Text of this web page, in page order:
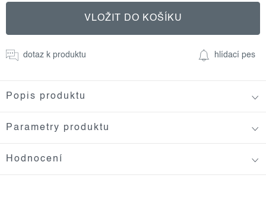
cena:
VLOŽIT DO KOŠÍKU
dotaz k produktu hlídací pes
Popis produktu
Parametry produktu
Hodnocení